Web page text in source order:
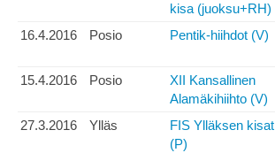
kisa (juoksu+RH)
16.4.2016 Posio Pentik-hiihdot (V)
15.4.2016 Posio
XII Kansallinen
Alamäkihiihto (V)
27.3.2016 Ylläs
FIS Ylläksen kisat
(P)